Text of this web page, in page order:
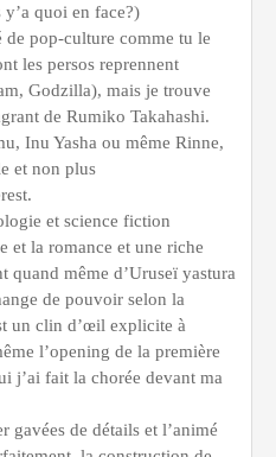
quoi en face?)
de pop-culture comme tu le
les persos reprennent
Godzilla), mais je trouve
de Rumiko Takahashi.
Inu Yasha ou même Rinne,
et non plus
et science fiction
et la romance et une riche
quand même d’Uruseï yastura
de pouvoir selon la
un clin d’œil explicite à
l’opening de la première
j’ai fait la chorée devant ma
gavées de détails et l’animé